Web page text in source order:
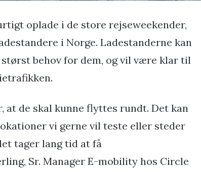
oplade i de store rejseweekender,
i Norge. Ladestanderne kan
behov for dem, og vil være klar til
at de skal kunne flyttes rundt. Det kan
vi gerne vil teste eller steder
tager lang tid at få
Sr. Manager E-mobility hos Circle